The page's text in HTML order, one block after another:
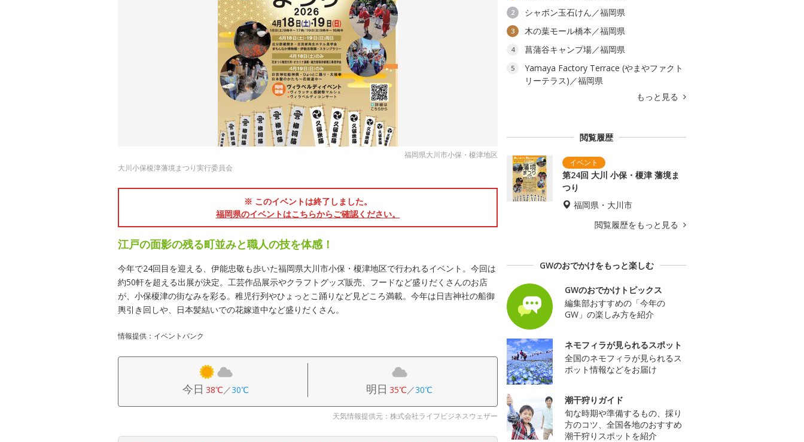
福岡県大川市小保・榎津地区
大川小保榎津藩境まつり実行委員会
※ このイベントは終了しました。
福岡県のイベントはこちらからご確認ください。
江戸の面影の残る町並みと職人の技を体感！
今年で24回目を迎える、伊能忠敬も歩いた福岡県大川市小保・榎津地区で行われるイベント。今回は
約50軒を超える出展が決定。工芸作品展示やクラフトグッズ販売、フードなど盛りだくさんのお店
が、小保榎津の街なみを彩る。稚児行列やひょっとこ踊りなど見どころ満載。今年は日吉神社の船御
輿引き回しや、日本髪結いでの花嫁道中など盛りだくさん。
情報提供：イベントバンク
今日 38℃／30℃ 明日 35℃／30℃
天気情報提供元：株式会社ライフビジネスウェザー
2 シャボン玉石けん／福岡県
3 木の葉モール橋本／福岡県
4 菖蒲谷キャンプ場／福岡県
5
Yamaya Factory Terrace (やまやファクト
リーテラス)／福岡県
もっと見る
閲覧履歴
第24回 大川 小保・榎津 藩境ま
つり
福岡県・大川市
閲覧履歴をもっと見る
GWのおでかけをもっと楽しむ
GWのおでかけトピックス
編集部おすすめの「今年の
GW」の楽しみ方を紹介
ネモフィラが見られるスポット
全国のネモフィラが見られるス
ポット情報などをお届け
潮干狩りガイド
旬な時期や準備するもの、採り
方のコツ、全国各地のおすすめ
潮干狩りスポットを紹介